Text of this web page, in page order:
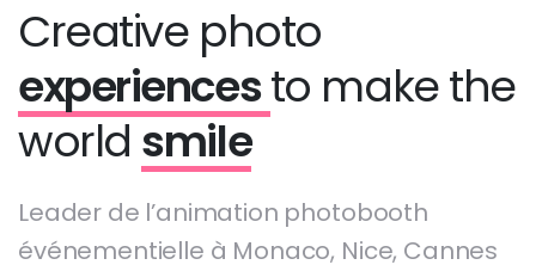
Creative photo
experiencesto make the
world smile
Leader de l’animation photobooth
événementielle à Monaco, Nice, Cannes